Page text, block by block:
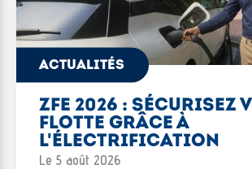
ACTUALITÉS
ZFE 2026 : SÉCURISEZ
FLOTTE GRÂCE À
L'ÉLECTRIFICATION
Le 5 août 2026